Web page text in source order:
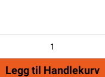
Legg til Handlekurv